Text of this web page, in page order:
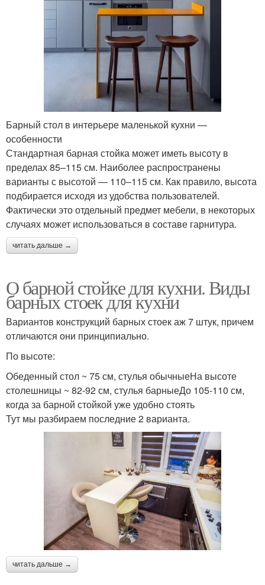
Барный стол в интерьере маленькой кухни —
особенности
Стандартная барная стойка может иметь высоту в
пределах 85–115 см. Наиболее распространены
варианты с высотой — 110–115 см. Как правило, высота
подбирается исходя из удобства пользователей.
Фактически это отдельный предмет мебели, в некоторых
случаях может использоваться в составе гарнитура.
читать дальше →
О барной стойке для кухни. Виды
барных стоек для кухни
Вариантов конструкций барных стоек аж 7 штук, причем
отличаются они принципиально.
По высоте:
Обеденный стол ~ 75 см, стулья обычныеНа высоте
столешницы ~ 82-92 см, стулья барныеДо 105-110 см,
когда за барной стойкой уже удобно стоять
Тут мы разбираем последние 2 варианта.
читать дальше →